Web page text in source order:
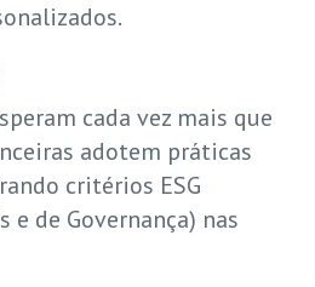
cada vez mais que
adotem práticas
critérios ESG
e de Governança) nas